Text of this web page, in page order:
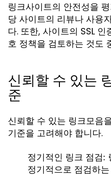
링크사이트의 안전성을
당 사이트의 리뷰나 사용
다. 또한, 사이트의 SSL
호 정책을 검토하는 것도
신뢰할 수 있는
준
신뢰할 수 있는 링크모음
기준을 고려해야 합니다.
정기적인 링크 점검:
정기적으로 점검하